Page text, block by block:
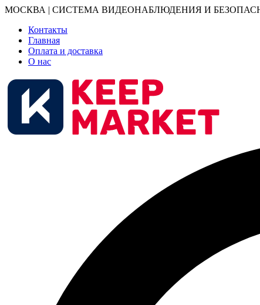
МОСКВА | СИСТЕМА ВИДЕОНАБЛЮДЕНИЯ И
Контакты
Главная
Оплата и доставка
О нас